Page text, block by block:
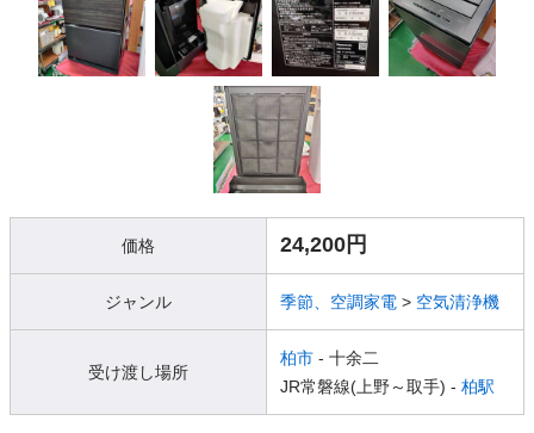
価格 24,200円
ジャンル 季節、空調家電 > 空気清浄機
受け渡し場所
柏市 - 十余二
JR常磐線(上野～取手) - 柏駅